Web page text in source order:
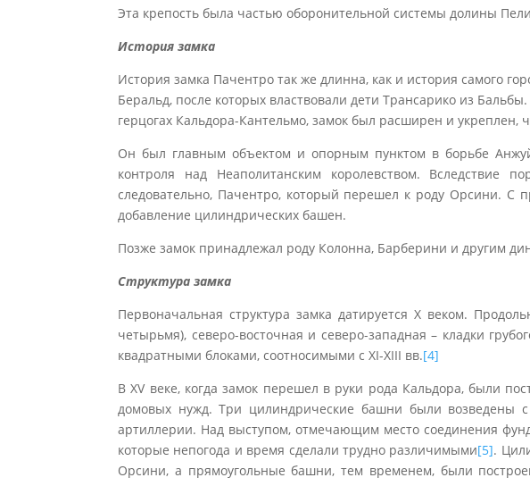
Эта крепость была частью оборонительной системы долины
История замка
История замка Пачентро так же длинна, как и история самого
Беральд, после которых властвовали дети Трансарико из
герцогах Кальдора-Кантельмо, замок был расширен и
Он был главным объектом и опорным пунктом в борьбе
контроля над Неаполитанским королевством.
следовательно, Пачентро, который перешел к роду Орсини. С
добавление цилиндрических башен.
Позже замок принадлежал роду Колонна, Барберини и другим
Структура замка
Первоначальная структура замка датируется X веком.
четырьмя), северо-восточная и северо-западная – кладки
квадратными блоками, соотносимыми с XI-XIII вв.[4]
В XV веке, когда замок перешел в руки рода Кальдора, были
домовых нужд. Три цилиндрические башни были возведены
артиллерии. Над выступом, отмечающим место соединения
которые непогода и время сделали трудно различимыми[5].
Орсини, а прямоугольные башни, тем временем, были